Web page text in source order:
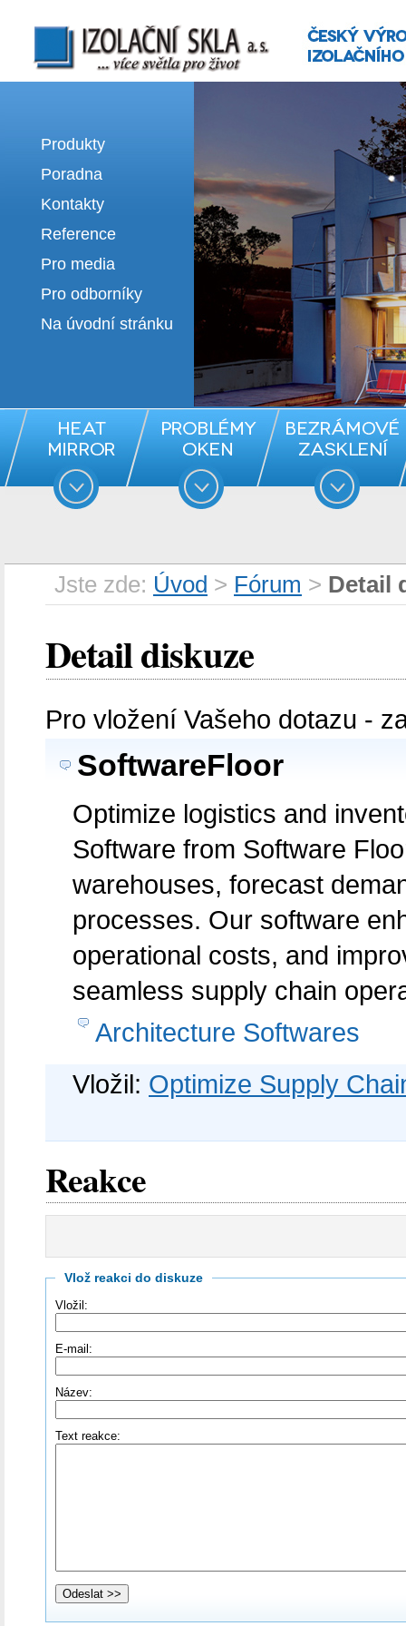
Izolační skla | výroba izolačních sklel
Produkty
Poradna
Kontakty
Reference
Pro media
Pro odborníky
Na úvodní stránku
Jste zde: Úvod > Fórum > Detail
Detail diskuze
Pro vložení Vašeho dotazu -
SoftwareFloor
Optimize logistics and
Software from Software
warehouses, forecast
processes. Our software
operational costs, and
seamless supply chain
Architecture Softwares
Vložil: Optimize Supply
Reakce
Vlož reakci do diskuze
Vložil:
E-mail:
Název:
Text reakce: